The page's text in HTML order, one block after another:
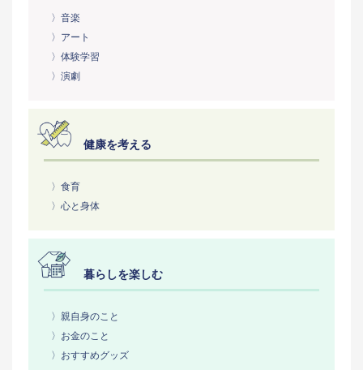
〉音楽
〉アート
〉体験学習
〉演劇
健康を考える
〉食育
〉心と身体
暮らしを楽しむ
〉親自身のこと
〉お金のこと
〉おすすめグッズ